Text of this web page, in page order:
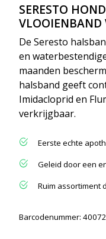
SERESTO
VLOOIENBAND
Barcodenummer:
Eerste echte
Geleid door een
Ruim assortiment
De Seresto
en
maanden
halsband geeft
Imidacloprid en
verkrijgbaar.